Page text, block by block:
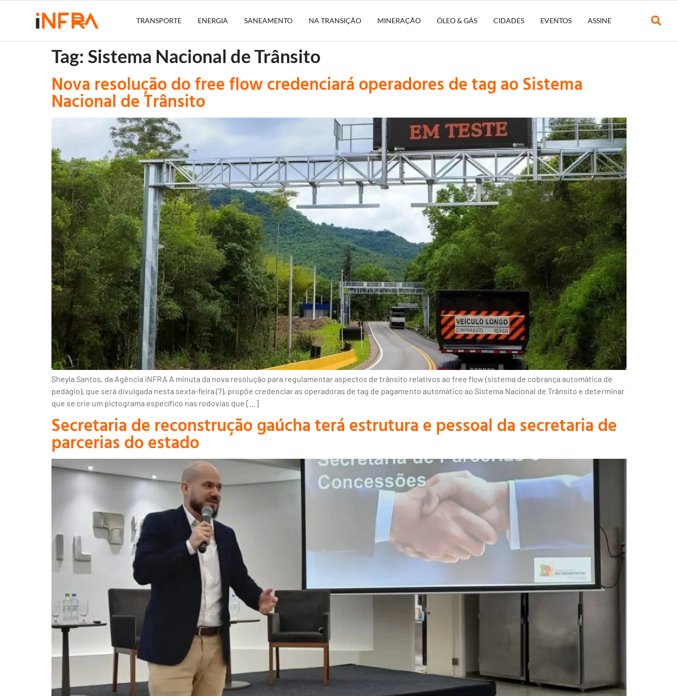
TRANSPORTE ENERGIA SANEAMENTO NA TRANSIÇÃO MINERAÇÃO ÓLEO & GÁS CIDADES EVENTOS ASSINE
Tag: Sistema Nacional de Trânsito
Nova resolução do free flow credenciará operadores de tag ao Sistema
Nacional de Trânsito
Sheyla Santos, da Agência iNFRA A minuta da nova resolução para regulamentar aspectos de trânsito relativos ao free flow (sistema de cobrança automática de
pedágio), que será divulgada nesta sexta-feira (7), propõe credenciar as operadoras de tag de pagamento automático ao Sistema Nacional de Trânsito e determinar
que se crie um pictograma específico nas rodovias que […]
Secretaria de reconstrução gaúcha terá estrutura e pessoal da secretaria de
parcerias do estado